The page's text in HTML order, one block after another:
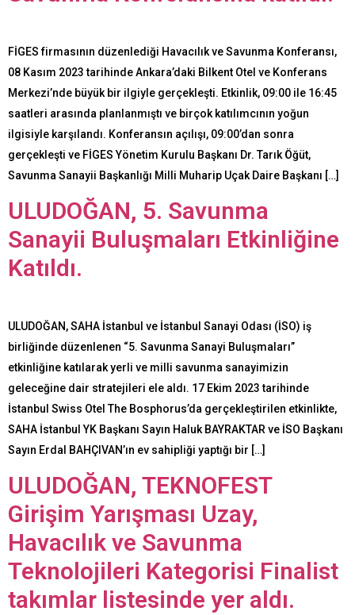
FİGES firmasının düzenlediği Havacılık ve Savunma Konferansı,
08 Kasım 2023 tarihinde Ankara’daki Bilkent Otel ve Konferans
Merkezi’nde büyük bir ilgiyle gerçekleşti. Etkinlik, 09:00 ile 16:45
saatleri arasında planlanmıştı ve birçok katılımcının yoğun
ilgisiyle karşılandı. Konferansın açılışı, 09:00’dan sonra
gerçekleşti ve FİGES Yönetim Kurulu Başkanı Dr. Tarık Öğüt,
Savunma Sanayii Başkanlığı Milli Muharip Uçak Daire Başkanı […]
ULUDOĞAN, 5. Savunma
Sanayii Buluşmaları Etkinliğine
Katıldı.
ULUDOĞAN, SAHA İstanbul ve İstanbul Sanayi Odası (İSO) iş
birliğinde düzenlenen “5. Savunma Sanayi Buluşmaları”
etkinliğine katılarak yerli ve milli savunma sanayimizin
geleceğine dair stratejileri ele aldı. 17 Ekim 2023 tarihinde
İstanbul Swiss Otel The Bosphorus’da gerçekleştirilen etkinlikte,
SAHA İstanbul YK Başkanı Sayın Haluk BAYRAKTAR ve İSO Başkanı
Sayın Erdal BAHÇIVAN’ın ev sahipliği yaptığı bir […]
ULUDOĞAN, TEKNOFEST
Girişim Yarışması Uzay,
Havacılık ve Savunma
Teknolojileri Kategorisi Finalist
takımlar listesinde yer aldı.